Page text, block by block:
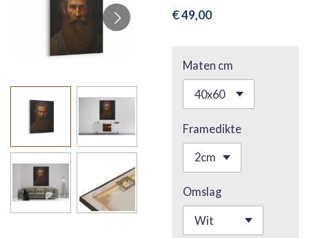
€ 49,00
Maten cm
Framedikte
Omslag